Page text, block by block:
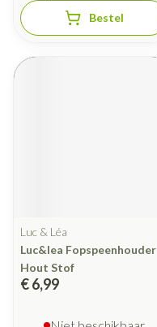
Bestel
Luc & Léa
Luc&lea Fopspeenhouder
Hout Stof
€ 6,99